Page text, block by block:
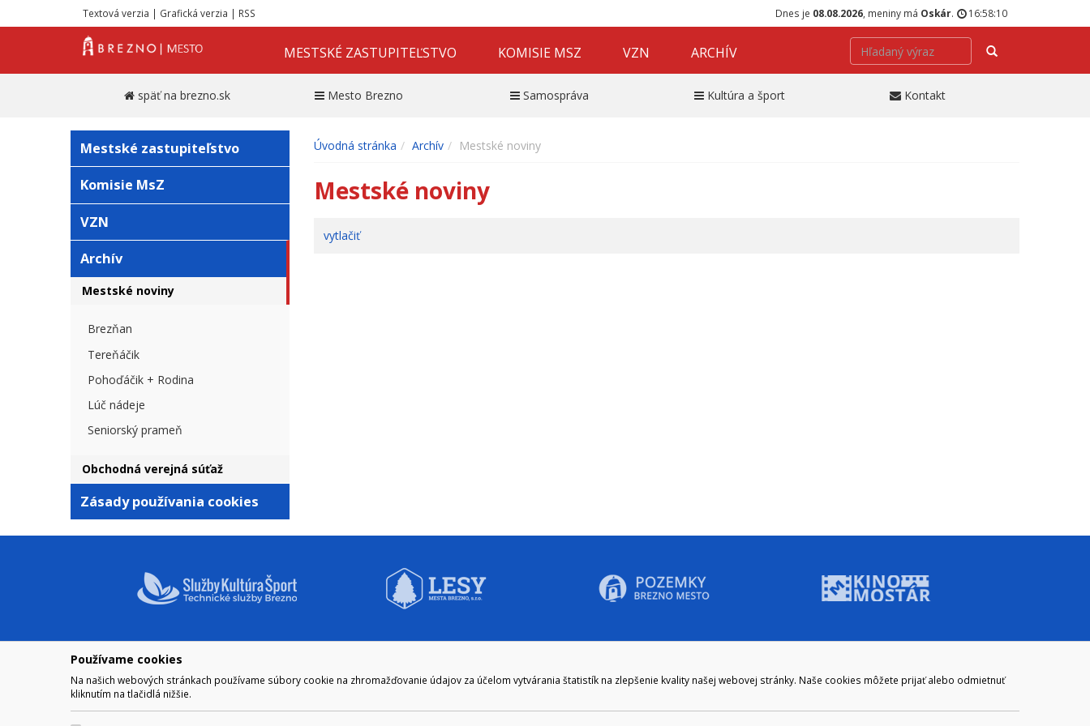
Používame cookies
Na našich webových stránkach používame súbory cookie na zhromažďovanie údajov za účelom vytvárania štatistík na zlepšenie kvality našej webovej stránky. Naše cookies môžete prijať alebo odmietnuť
kliknutím na tlačidlá nižšie.
Textová verzia | Grafická verzia | RSS Dnes je 08.08.2026 , meniny má Oskár. 16:58:10
MESTSKÉ ZASTUPITEĽSTVO KOMISIE MSZ VZN ARCHÍV Hľadať
späť na brezno.sk Mesto Brezno Samospráva Kultúra a šport Kontakt
Mestské zastupiteľstvo
Komisie MsZ
VZN
Archív
Mestské noviny
Brezňan
Tereňáčik
Pohoďáčik + Rodina
Lúč nádeje
Seniorský prameň
Obchodná verejná súťaž
Zásady používania cookies
Úvodná stránka Archív Mestské noviny
Mestské noviny
vytlačiť
NAVIGÁCIA
Mestské zastupiteľstvo
Komisie MsZ
OTVÁRACIE HODINY:
Pre zobrazenie kliknite tu:
KONTAKT
048/28 56 301, 048/28 56 302
Mestský úrad Brezno